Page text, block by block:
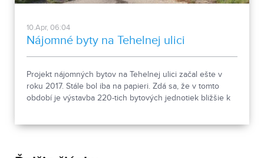
10.Apr, 06:04
Nájomné byty na Tehelnej ulici
Projekt nájomných bytov na Tehelnej ulici začal ešte v
roku 2017. Stále bol iba na papieri. Zdá sa, že v tomto
období je výstavba 220-tich bytových jednotiek bližšie k